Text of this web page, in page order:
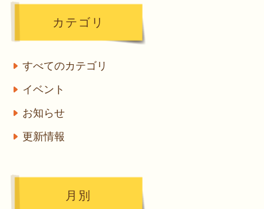
カテゴリ
すべてのカテゴリ
イベント
お知らせ
更新情報
月別